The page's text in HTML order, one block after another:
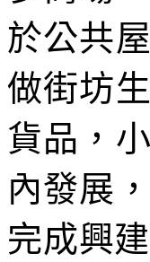
於公共
做街坊
貨品，
內發展
完成興